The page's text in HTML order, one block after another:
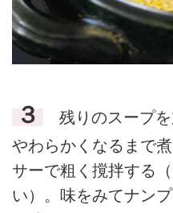
３
残りのスープを
やわらかくなるまで
サーで粗く撹拌する
い）。味をみてナン